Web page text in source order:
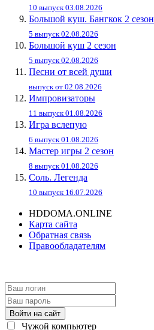
10 выпуск 03.08.2026
Большой куш. Бангкок 2 сезон
5 выпуск 02.08.2026
Большой куш 2 сезон
5 выпуск 02.08.2026
Песни от всей души
выпуск от 02.08.2026
Импровизаторы
11 выпуск 01.08.2026
Игра вслепую
6 выпуск 01.08.2026
Мастер игры 2 сезон
8 выпуск 01.08.2026
Соль. Легенда
10 выпуск 16.07.2026
HDDOMA.ONLINE
Карта сайта
Обратная связь
Правообладателям
Войти на сайт
Чужой компьютер